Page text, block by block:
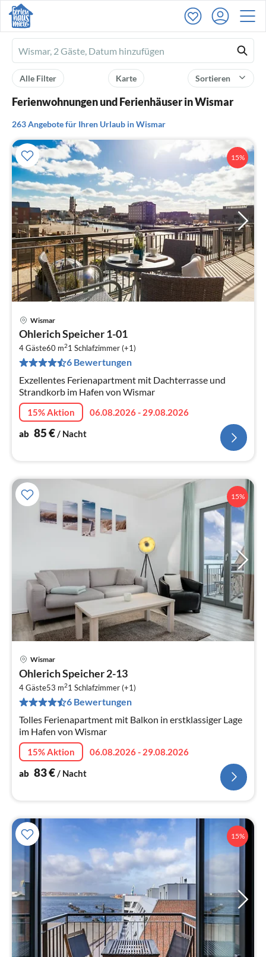
Ferienhausmiete
logo
Sortieren
Karte
Alle Filter
Ferienwohnungen und Ferienhäuser in Wismar
263 Angebote für Ihren Urlaub in Wismar
15%
Wismar
Ohlerich Speicher 1-01
4 Gäste60 m21 Schlafzimmer (+1)
6 Bewertungen
Exzellentes Ferienapartment mit Dachterrasse und
Strandkorb im Hafen von Wismar
15% Aktion
06.08.2026 - 29.08.2026
ab 85€/ Nacht
15%
Wismar
Ohlerich Speicher 2-13
4 Gäste53 m21 Schlafzimmer (+1)
6 Bewertungen
Tolles Ferienapartment mit Balkon in erstklassiger Lage
im Hafen von Wismar
15% Aktion
06.08.2026 - 29.08.2026
ab 83€/ Nacht
15%